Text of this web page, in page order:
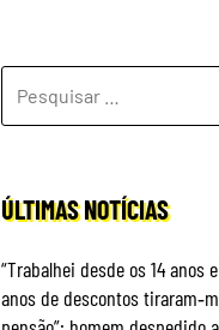
POR:
ÚLTIMAS NOTÍCIAS
“Trabalhei desde os 14 anos
anos de descontos